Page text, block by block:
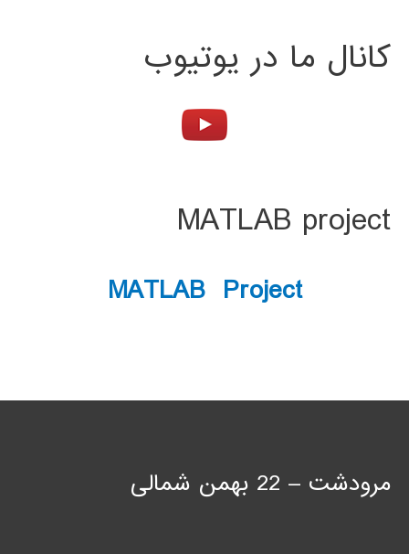
کانال ما در یوتیوب
MATLAB project
MATLAB Project
مرودشت – 22 بهمن شمالی